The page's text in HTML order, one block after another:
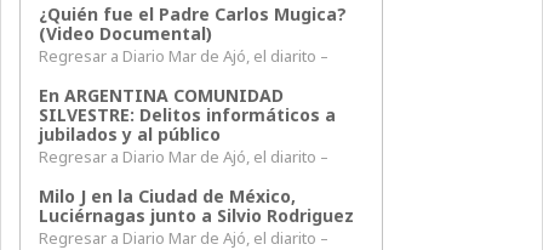
¿Quién fue el Padre Carlos Mugica?
(Video Documental)
Regresar a Diario Mar de Ajó, el diarito –
En ARGENTINA COMUNIDAD
SILVESTRE: Delitos informáticos a
jubilados y al público
Regresar a Diario Mar de Ajó, el diarito –
Milo J en la Ciudad de México,
Luciérnagas junto a Silvio Rodriguez
Regresar a Diario Mar de Ajó, el diarito –